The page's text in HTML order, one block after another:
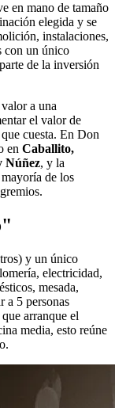
en mano de tamaño
elegida y se
instalaciones,
con un único
de la inversión
a una
el valor de
cuesta. En Don
en Caballito,
Núñez, y la
de los
y un único
electricidad,
mesada,
a 5 personas
arranque el
media, esto reúne